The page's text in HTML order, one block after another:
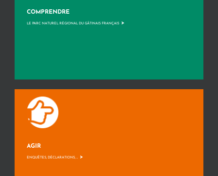
COMPRENDRE
LE PARC NATUREL RÉGIONAL DU GÂTINAIS FRANÇAIS >
AGIR
ENQUÊTES, DÉCLARATIONS, ... >